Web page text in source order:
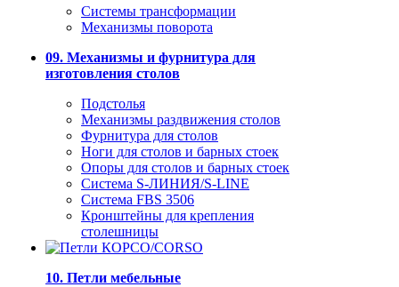
Системы трансформации
Механизмы поворота
09. Механизмы и фурнитура для
изготовления столов
Подстолья
Механизмы раздвижения столов
Фурнитура для столов
Ноги для столов и барных стоек
Опоры для столов и барных стоек
Система S-ЛИНИЯ/S-LINE
Система FBS 3506
Кронштейны для крепления
столешницы
10. Петли мебельные